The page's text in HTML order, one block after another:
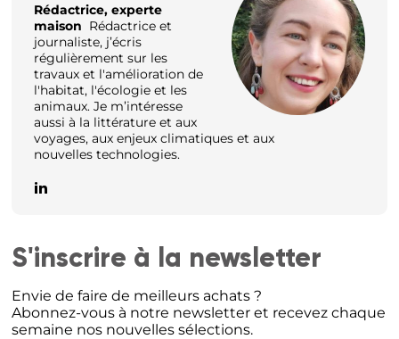
Rédactrice, experte
maison Rédactrice et
journaliste, j’écris
régulièrement sur les
travaux et l'amélioration de
l'habitat, l'écologie et les
animaux. Je m’intéresse
aussi à la littérature et aux
voyages, aux enjeux climatiques et aux
nouvelles technologies.
S'inscrire à la newsletter
Envie de faire de meilleurs achats ?
Abonnez-vous à notre newsletter et recevez chaque
semaine nos nouvelles sélections.